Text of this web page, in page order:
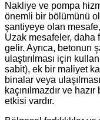
Nakliye ve pompa
önemli bir bölümünü
şantiyeye olan
Uzak mesafeler, daha
gelir. Ayrıca, betonun
ulaştırılması için
sabit), ek bir maliyet
binalar veya
kaçınılmazdır ve
etkisi vardır.